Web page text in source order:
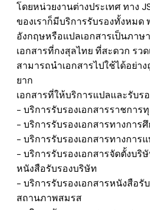
โดยหน่วยงานต่างประเทศ ทาง
ของเราก็มีบริการรับรองทั้งหม
อังกฤษหรือแปลเอกสารเป็นภาษ
เอกสารที่กงสุลไทย ที่สะดวก รว
สามารถนำเอกสารไปใช้ได้อย่า
ยาก
เอกสารที่ให้บริการแปลและรับร
​- บริการรับรองเอกสารราชการ
​- บริการรับรองเอกสารทางการ
​- บริการรับรองเอกสารทางการ
- บริการรับรองเอกสารจัดตั้งบริ
หนังสือรับรองบริษัท
​- บริการรับรองเอกสารหนังสือรั
สถานภาพสมรส